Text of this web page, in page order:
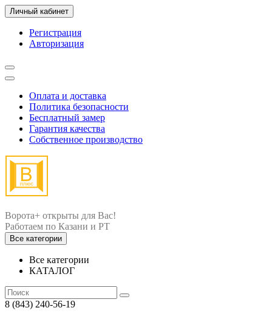
Личный кабинет
Регистрация
Авторизация
Оплата и доставка
Политика безопасности
Бесплатный замер
Гарантия качества
Собственное производство
Ворота+ открыты для Вас!
Все категории
Все категории
КАТАЛОГ
8 (843) 240-56-19